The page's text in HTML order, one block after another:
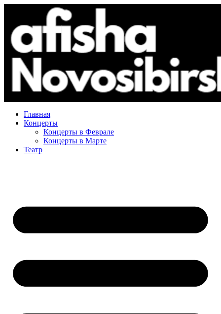
Главная
Концерты
Концерты в Феврале
Концерты в Марте
Театр